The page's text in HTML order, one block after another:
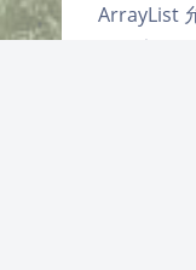
ArrayList
的元素数